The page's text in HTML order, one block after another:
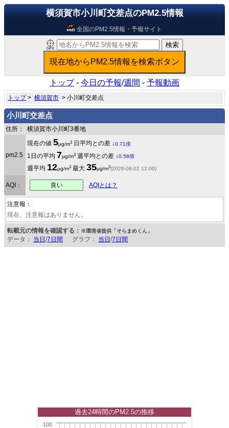
横須賀市小川町交差点のPM2.5情報
全国のPM2.5情報・予報サイト
トップ- 今日の予報/週間 - 予報動画
トップ>横須賀市 > 小川町交差点
小川町交差点
住所： 横須賀市小川町3番地
pm2.5
現在の値 5μg/m3 日平均との差 ↓0.71倍
1日の平均 7μg/m3 週平均との差 ↓0.58倍
週平均 12μg/m3 最大 35μg/m3(2026-08-02 12:00)
AQI： 良い AQIとは？
注意報：
現在、注意報はありません。
転載元の情報を確認する： ※環境省提供「そらまめくん」
データ： 当日 /7日間 グラフ： 当日 /7日間
100
過去24時間のPM2.5の推移